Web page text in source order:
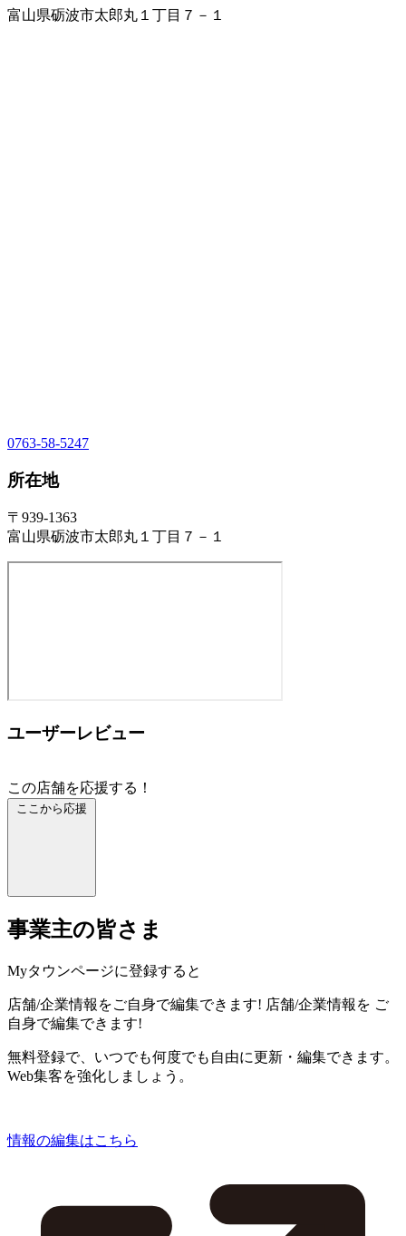
富山県砺波市太郎丸１丁目７－１
0763-58-5247
所在地
〒939-1363
富山県砺波市太郎丸１丁目７－１
ユーザーレビュー
この店舗を応援する！
ここから応援
事業主の皆さま
Myタウンページに登録すると
店舗/企業情報をご自身で編集できます! 店舗/企業情報を ご
自身で編集できます!
無料登録で、いつでも何度でも自由に更新・編集できます。
Web集客を強化しましょう。
情報の編集はこちら